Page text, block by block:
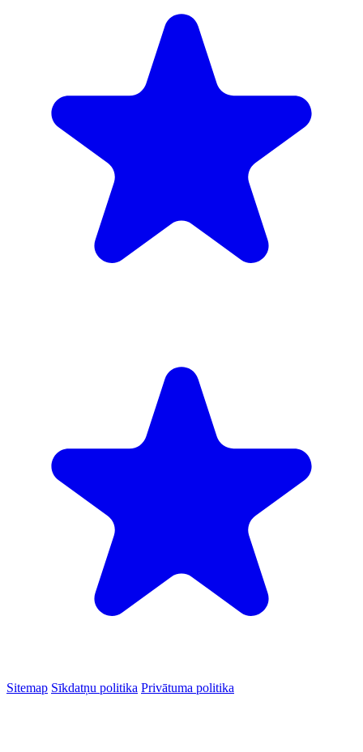
Sitemap Sīkdatņu politika Privātuma politika